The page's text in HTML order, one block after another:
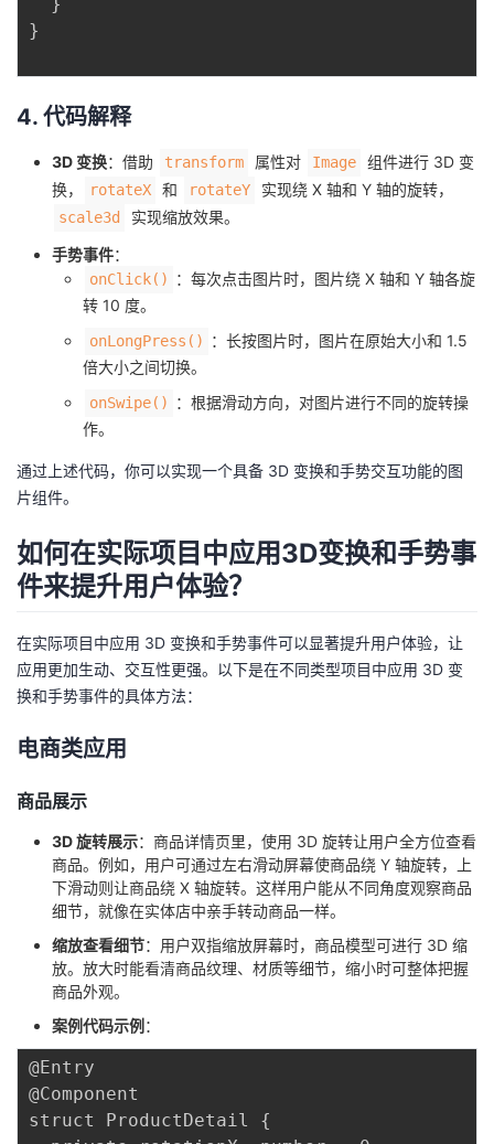
}
4. 代码解释
3D 变换：借助 transform 属性对 Image
组件进行 3D 变
换，
rotateX 和 rotateY 实现绕 X 轴和 Y 轴的旋转，
scale3d
实现缩放效果。
手势事件：
onClick()
：每次点击图片时，图片绕 X 轴和 Y 轴各旋
转 10 度。
onLongPress()
：长按图片时，图片在原始大小和 1.5
倍大小之间切换。
onSwipe()
：根据滑动方向，对图片进行不同的旋转操
作。
通过上述代码，你可以实现一个具备 3D 变换和手势交互功能的图
片组件。
如何在实际项目中应用3D变换和手势事
件来提升用户体验？
在实际项目中应用 3D 变换和手势事件可以显著提升用户体验，让
应用更加生动、交互性更强。以下是在不同类型项目中应用 3D 变
换和手势事件的具体方法：
电商类应用
商品展示
3D 旋转展示：商品详情页里，使用 3D 旋转让用户全方位查看
商品。例如，用户可通过左右滑动屏幕使商品绕 Y 轴旋转，上
下滑动则让商品绕 X 轴旋转。这样用户能从不同角度观察商品
细节，就像在实体店中亲手转动商品一样。
缩放查看细节：用户双指缩放屏幕时，商品模型可进行 3D 缩
放。放大时能看清商品纹理、材质等细节，缩小时可整体把握
商品外观。
案例代码示例 ：
@Entry
@Component
struct ProductDetail {